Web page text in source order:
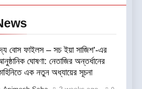
বোস ফাইলস – সচ ইয়া সাজিশ’-এর
ঘোষণা: নেতাজির অন্তর্ধানের
এক নতুন অধ্যায়ের সূচনা